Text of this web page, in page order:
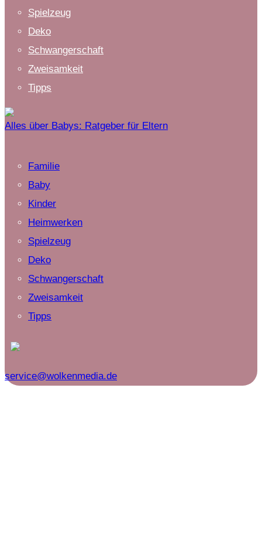
Spielzeug
Deko
Schwangerschaft
Zweisamkeit
Tipps
Alles über Babys: Ratgeber für Eltern
Familie
Baby
Kinder
Heimwerken
Spielzeug
Deko
Schwangerschaft
Zweisamkeit
Tipps
service@wolkenmedia.de